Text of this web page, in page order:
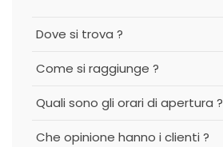
Dove si trova ?
Come si raggiunge ?
Quali sono gli orari di apertura ?
Che opinione hanno i clienti ?